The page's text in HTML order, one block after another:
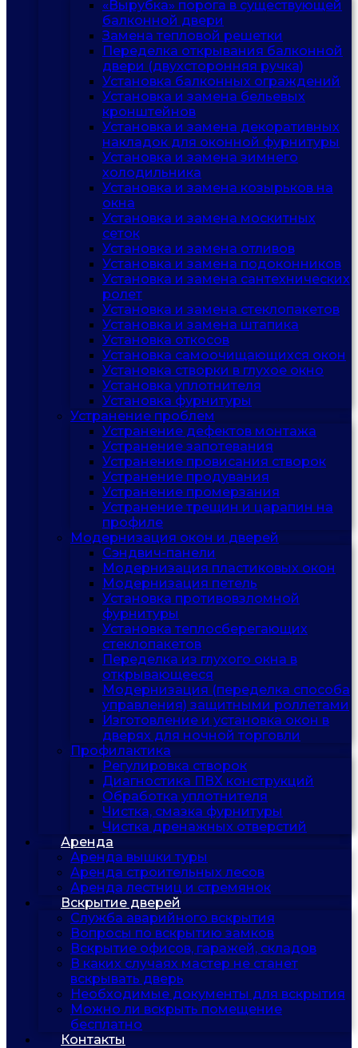
«Вырубка» порога в существующей
балконной двери
Замена тепловой решетки
Переделка открывания балконной
двери (двухсторонняя ручка)
Установка балконных ограждений
Установка и замена бельевых
кронштейнов
Установка и замена декоративных
накладок для оконной фурнитуры
Установка и замена зимнего
холодильника
Установка и замена козырьков на
окна
Установка и замена москитных
сеток
Установка и замена отливов
Установка и замена подоконников
Установка и замена сантехнических
ролет
Установка и замена стеклопакетов
Установка и замена штапика
Установка откосов
Установка самоочищающихся окон
Установка створки в глухое окно
Установка уплотнителя
Установка фурнитуры
Устранение проблем
Устранение дефектов монтажа
Устранение запотевания
Устранение провисания створок
Устранение продувания
Устранение промерзания
Устранение трещин и царапин на
профиле
Модернизация окон и дверей
Сэндвич-панели
Модернизация пластиковых окон
Модернизация петель
Установка противовзломной
фурнитуры
Установка теплосберегающих
стеклопакетов
Переделка из глухого окна в
открывающееся
Модернизация (переделка способа
управления) защитными роллетами
Изготовление и установка окон в
дверях для ночной торговли
Профилактика
Регулировка створок
Диагностика ПВХ конструкций
Обработка уплотнителя
Чистка, смазка фурнитуры
Чистка дренажных отверстий
Аренда
Аренда вышки туры
Аренда строительных лесов
Аренда лестниц и стремянок
Вскрытие дверей
Служба аварийного вскрытия
Вопросы по вскрытию замков
Вскрытие офисов, гаражей, складов
В каких случаях мастер не станет
вскрывать дверь
Необходимые документы для вскрытия
Можно ли вскрыть помещение
бесплатно
Контакты